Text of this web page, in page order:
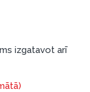
izgatavot arī